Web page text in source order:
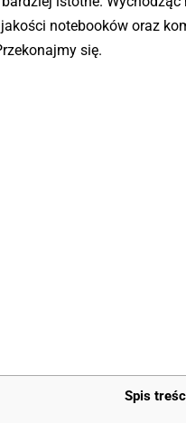
notebooków oraz
się.
Spis